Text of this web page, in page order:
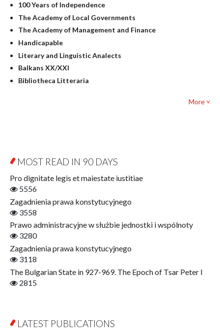
Linguistics
Judaica
Culture and art
Literary Studies
Mathematics
Pedagogy
Textbooks for foreigners
Open Access
100 Years of Independence
The Academy of Local Governments
The Academy of Management and Finance
Handicapable
Literary and Linguistic Analects
Balkans XX/XXI
Bibliotheca Litteraria
Film! Scholars
Finance
Gerontology
Literary Interpretations
Jerzy Giedroyc and...
Jerzy Giedroyc and Witnesses of History
Winter of Life?
Linguistics
What Is Man?
More ˅
MOST READ IN 90 DAYS
Pro dignitate legis et maiestate iustitiae
5556
Zagadnienia prawa konstytucyjnego
3558
Prawo administracyjne w służbie jednostki i wspólnoty
3280
Zagadnienia prawa konstytucyjnego
3118
The Bulgarian State in 927-969. The Epoch of Tsar Peter I
2815
LATEST PUBLICATIONS